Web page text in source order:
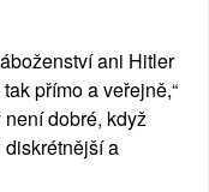
ani Hitler
přímo a veřejně,“
dobré, když
diskrétnější a